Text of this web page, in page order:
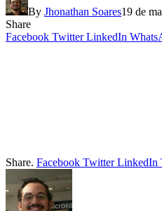
By Jhonathan Soares19 de
Share
Facebook Twitter LinkedIn
Share. Facebook Twitter LinkedIn